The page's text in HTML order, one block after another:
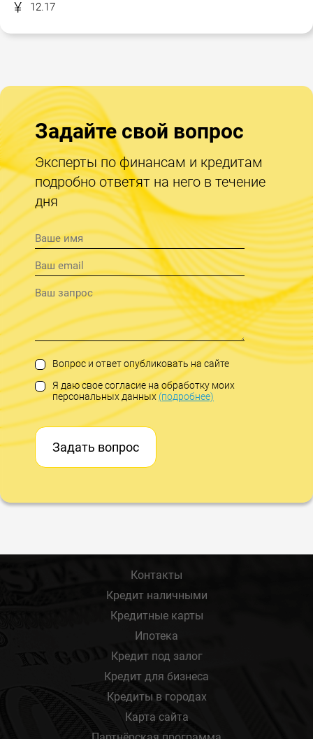
12.17
Задайте свой вопрос
Эксперты по финансам и кредитам
подробно ответят на него в течение
дня
Вопрос и ответ опубликовать на сайте
Я даю свое согласие на обработку моих
персональных данных(подробнее)
Задать вопрос
Контакты
Кредит наличными
Кредитные карты
Ипотека
Кредит под залог
Кредит для бизнеса
Кредиты в городах
Карта сайта